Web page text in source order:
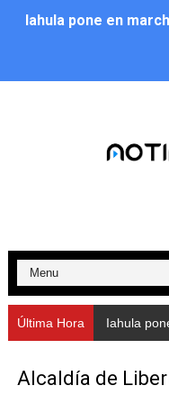
Iahula pone en
CorpoMérida
Balance semestral
Plan Vacacional
Alcaldía del
Fundacite Mérida
Última Hora Arranca
Alcaldía de